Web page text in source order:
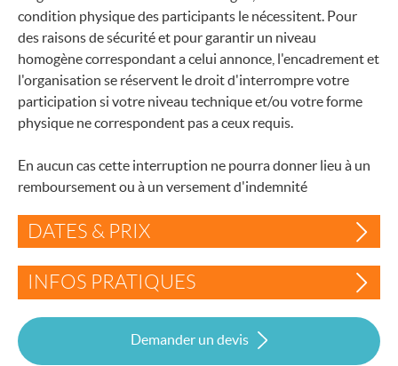
condition physique des participants le nécessitent. Pour
des raisons de sécurité et pour garantir un niveau
homogène correspondant a celui annonce, l'encadrement et
l'organisation se réservent le droit d'interrompre votre
participation si votre niveau technique et/ou votre forme
physique ne correspondent pas a ceux requis.
En aucun cas cette interruption ne pourra donner lieu à un
remboursement ou à un versement d'indemnité
DATES & PRIX
INFOS PRATIQUES
Demander un devis